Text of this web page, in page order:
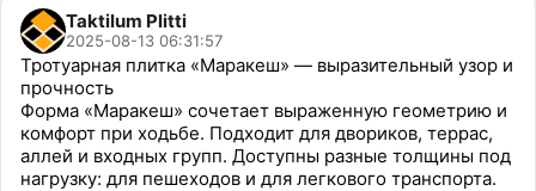
Taktilum Plitti
2025-08-13 06:31:57
Тротуарная плитка «Маракеш» — выразительный узор и
прочность
Форма «Маракеш» сочетает выраженную геометрию и
комфорт при ходьбе. Подходит для двориков, террас,
аллей и входных групп. Доступны разные толщины под
нагрузку: для пешеходов и для легкового транспорта.